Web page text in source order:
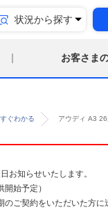
状況から探す
お客さま
ぐわかる アウディ A3
お知らせいたします。
始予定）
ご契約をいただいた方に